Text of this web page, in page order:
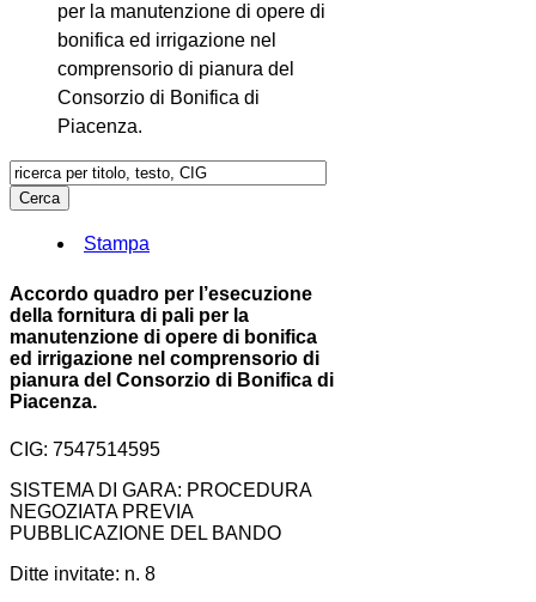
per la manutenzione di opere di
bonifica ed irrigazione nel
comprensorio di pianura del
Consorzio di Bonifica di
Piacenza.
Stampa
Accordo quadro per l’esecuzione
della fornitura di pali per la
manutenzione di opere di bonifica
ed irrigazione nel comprensorio di
pianura del Consorzio di Bonifica di
Piacenza.
CIG: 7547514595
SISTEMA DI GARA: PROCEDURA
NEGOZIATA PREVIA
PUBBLICAZIONE DEL BANDO
Ditte invitate: n. 8